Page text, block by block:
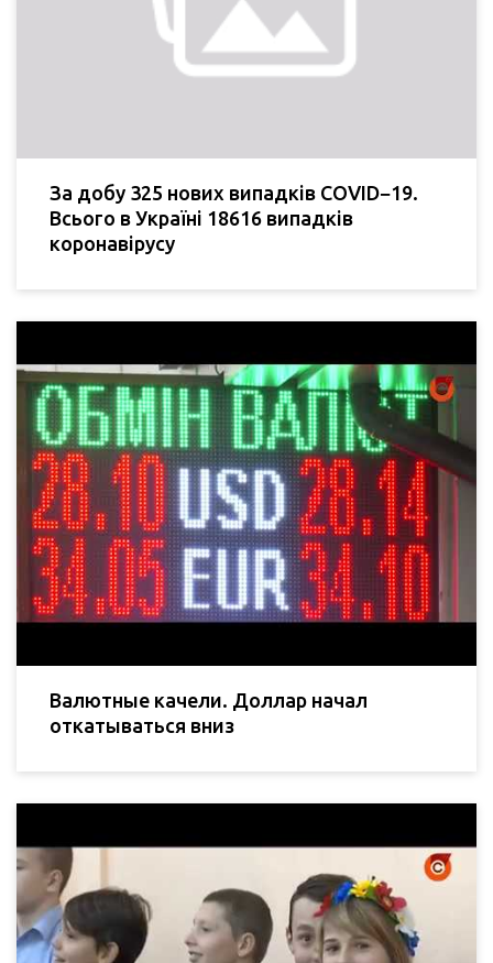
За добу 325 нових випадків COVID−19.
Всього в Україні 18616 випадків
коронавірусу
Валютные качели. Доллар начал
откатываться вниз